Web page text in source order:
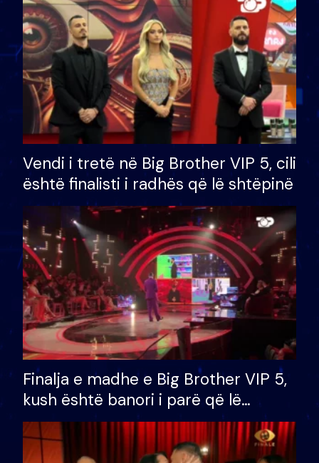
Vendi i tretë në Big Brother VIP 5, cili
është finalisti i radhës që lë shtëpinë
Finalja e madhe e Big Brother VIP 5,
kush është banori i parë që lë
shtëpinë dhe humb mundësinë për
të fituar çmimin e madh